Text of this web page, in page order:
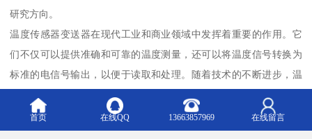
研究方向。
温度传感器变送器在现代工业和商业领域中发挥着重要的作用。它
们不仅可以提供准确和可靠的温度测量，还可以将温度信号转换为
标准的电信号输出，以便于读取和处理。随着技术的不断进步，温
多的便利和效益。
首页 在线QQ 13663857969 在线留言